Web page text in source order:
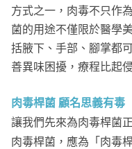
方式之一，肉毒不只作
菌的用途不僅限於醫學
括腋下、手部、腳掌都
善異味困擾，療程比起
肉毒桿菌 顧名思義有毒
讓我們先來為肉毒桿菌
肉毒桿菌，應為「肉毒